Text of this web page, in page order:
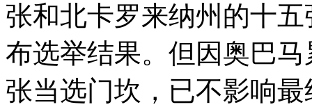
张和北卡罗来纳州的十
布选举结果。但因奥巴
张当选门坎，已不影响